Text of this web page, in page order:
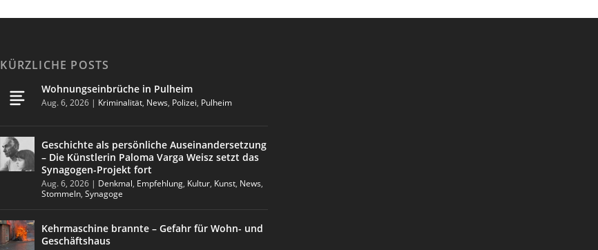
KÜRZLICHE POSTS
Wohnungseinbrüche in Pulheim
Aug. 6, 2026 | Kriminalität, News, Polizei, Pulheim
Geschichte als persönliche Auseinandersetzung
– Die Künstlerin Paloma Varga Weisz setzt das
Synagogen-Projekt fort
Aug. 6, 2026 | Denkmal, Empfehlung, Kultur, Kunst, News,
Stommeln,Synagoge
Kehrmaschine brannte – Gefahr für Wohn- und
Geschäftshaus